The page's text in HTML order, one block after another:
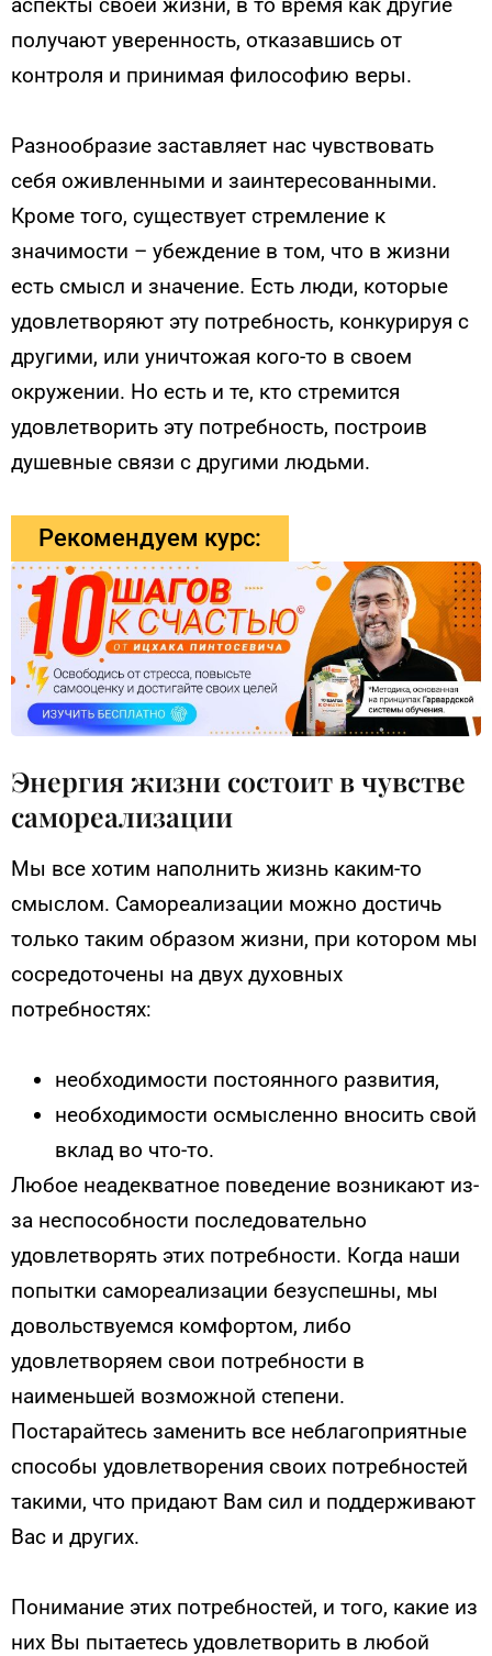
получают уверенность, отказавшись от
контроля и принимая философию веры.
Разнообразие заставляет нас чувствовать
себя оживленными и заинтересованными.
Кроме того, существует стремление к
значимости – убеждение в том, что в жизни
есть смысл и значение. Есть люди, которые
удовлетворяют эту потребность, конкурируя с
другими, или уничтожая кого-то в своем
окружении. Но есть и те, кто стремится
удовлетворить эту потребность, построив
душевные связи с другими людьми.
Рекомендуем курс:
Энергия жизни состоит в чувстве
самореализации
Мы все хотим наполнить жизнь каким-то
смыслом. Самореализации можно достичь
только таким образом жизни, при котором мы
сосредоточены на двух духовных
потребностях:
необходимости постоянного развития,
необходимости осмысленно вносить свой
вклад во что-то.
Любое неадекватное поведение возникают из-
за неспособности последовательно
удовлетворять этих потребности. Когда наши
попытки самореализации безуспешны, мы
довольствуемся комфортом, либо
удовлетворяем свои потребности в
наименьшей возможной степени.
Постарайтесь заменить все неблагоприятные
способы удовлетворения своих потребностей
такими, что придают Вам сил и поддерживают
Вас и других.
Понимание этих потребностей, и того, какие из
них Вы пытаетесь удовлетворить в любой